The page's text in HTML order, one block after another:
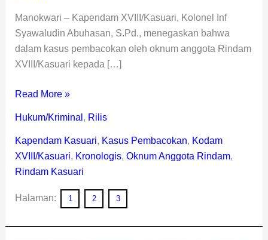
Manokwari – Kapendam XVIII/Kasuari, Kolonel Inf
Syawaludin Abuhasan, S.Pd., menegaskan bahwa
dalam kasus pembacokan oleh oknum anggota Rindam
XVIII/Kasuari kepada […]
Read More »
Hukum/Kriminal , Rilis
Kapendam Kasuari, Kasus Pembacokan, Kodam
XVIII/Kasuari, Kronologis, Oknum Anggota Rindam,
Rindam Kasuari
Halaman: 1 2 3